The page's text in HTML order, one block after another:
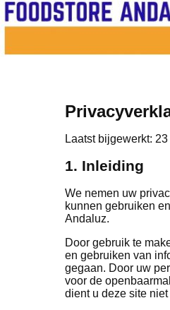
Laatst bijgewerkt:
1. Inleiding
We nemen uw
kunnen gebruiken
Andaluz.
Door gebruik te
en gebruiken van
gegaan. Door uw
voor de
dient u deze site